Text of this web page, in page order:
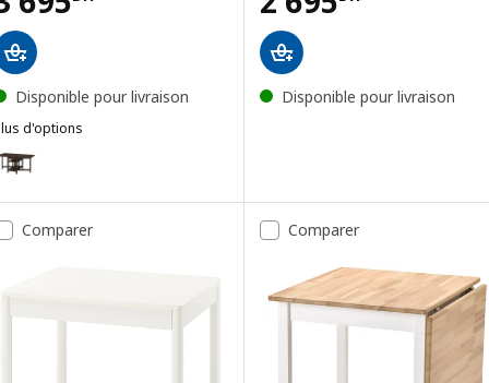
Disponible pour livraison
d'options
: NÄSINGE, Table à rabat avec rangement, brun foncé teinté/
Disponible pour livraison
Comparer Comparer